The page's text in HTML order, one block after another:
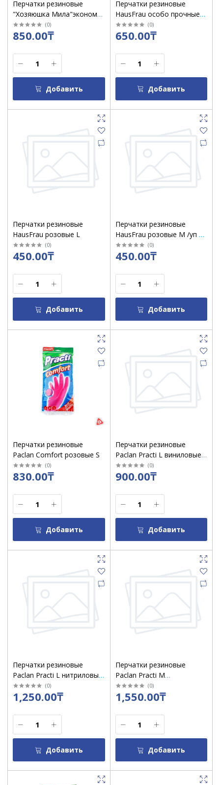
Перчатки резиновые
"Хозяюшка Мила"эконом
латексные размер М/1шт
упак
(0)
850.00₸
Добавить
Перчатки резиновые
HausFrau особо прочные
фиолетовые L
(0)
650.00₸
Добавить
Перчатки резиновые
HausFrau розовые L
(0)
450.00₸
Добавить
Перчатки резиновые
HausFrau розовые M /уп 12
шт
(0)
450.00₸
Добавить
Перчатки резиновые
Paclan Comfort розовые S
(0)
830.00₸
Добавить
Перчатки резиновые
Paclan Practi L виниловые/
уп 10
(0)
900.00₸
Добавить
Перчатки резиновые
Paclan Practi L нитриловые
/ уп 10
(0)
1,250.00₸
Добавить
Перчатки резиновые
Paclan Practi М
нитриловые / уп 10
(0)
1,550.00₸
Добавить